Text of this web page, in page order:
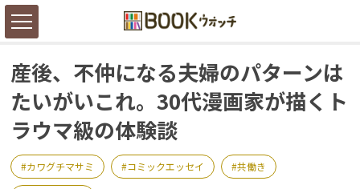
産後、不仲になる夫婦のパターンは
たいがいこれ。30代漫画家が描くト
ラウマ級の体験談
カワグチマサミ コミックエッセイ 共働き